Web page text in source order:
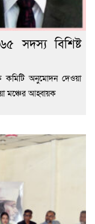
সদস্য বিশিষ্ট
কমিটি অনুমোদন দেওয়া
মঞ্চের আহ্বায়ক